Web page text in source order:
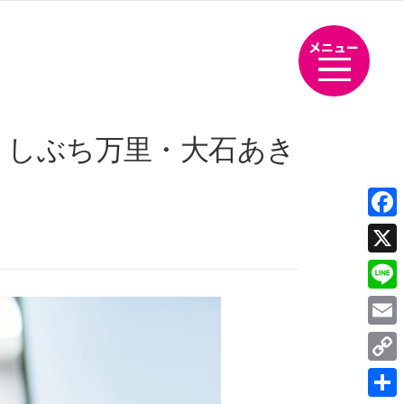
メニュー
ぶち万里・大石あき
X
Line